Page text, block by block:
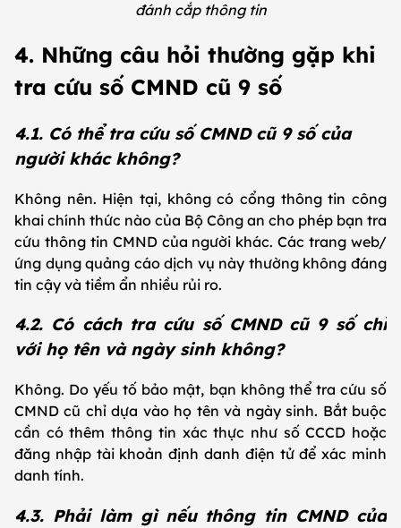
đánh cắp thông tin
4. Những câu hỏi thường gặp khi
tra cứu số CMND cũ 9 số
4.1. Có thể tra cứu số CMND cũ 9 số của
người khác không?
Không nên. Hiện tại, không có cổng thông tin công
khai chính thức nào của Bộ Công an cho phép bạn tra
cứu thông tin CMND của người khác. Các trang web/
ứng dụng quảng cáo dịch vụ này thường không đáng
tin cậy và tiềm ẩn nhiều rủi ro.
4.2. Có cách tra cứu số CMND cũ 9 số chỉ
với họ tên và ngày sinh không?
Không. Do yếu tố bảo mật, bạn không thể tra cứu số
CMND cũ chỉ dựa vào họ tên và ngày sinh. Bắt buộc
cần có thêm thông tin xác thực như số CCCD hoặc
đăng nhập tài khoản định danh điện tử để xác minh
danh tính.
4.3. Phải làm gì nếu thông tin CMND của